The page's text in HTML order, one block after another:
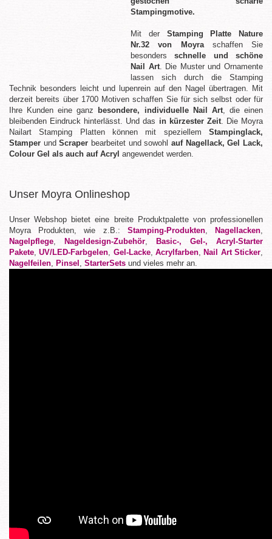
Stampingmotive.
Mit der Stamping Platte Nature
Nr.32 von Moyraschaffen Sie
besondersschnelle und schöne
Nail Art. Die Muster und Ornamente
lassen sich durch die Stamping
Technik besonders leicht und lupenrein auf den Nagel übertragen. Mit
derzeit bereits über 1700 Motiven schaffen Sie für sich selbst oder für
Ihre Kunden eine ganz besondere, individuelle Nail Art, die einen
bleibenden Eindruck hinterlässt. Und das in kürzester Zeit. Die Moyra
Nailart Stamping Platten können mit speziellem Stampinglack,
Stamper undScraperbearbeitet und sowohlauf Nagellack, Gel Lack,
Colour Gel als auch auf Acryl angewendet werden.
Unser Moyra Onlineshop
Unser Webshop bietet eine breite Produktpalette von professionellen
Moyra Produkten, wie z.B.: Stamping-Produkten, Nagellacken
Nagelpflege
Nageldesign-Zubehör
Basic-, Gel-, Acryl-Starter
Pakete ,UV/LED-Farbgelen Gel-Lacke,Acrylfarben ,Nail Art Sticker
Nagelfeilen Pinsel StarterSets und vieles mehr an.